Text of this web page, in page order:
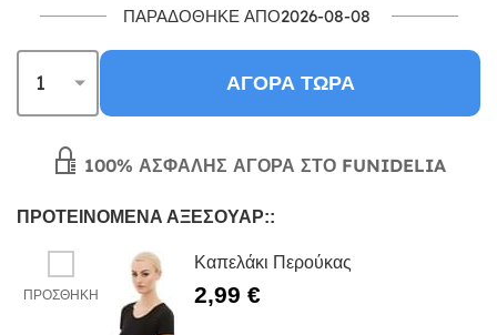
ΠΑΡΑΔΌΘΗΚΕ ΑΠΌ2026-08-08
ΑΓΟΡΆ ΤΏΡΑ
100% ΑΣΦΑΛΉΣ ΑΓΟΡΆ ΣΤΟ FUNIDELIA
ΠΡΟΤΕΙΝΌΜΕΝΑ ΑΞΕΣΟΥΆΡ::
ΠΡΟΣΘΉΚΗ
Καπελάκι Περούκας
2,99 €